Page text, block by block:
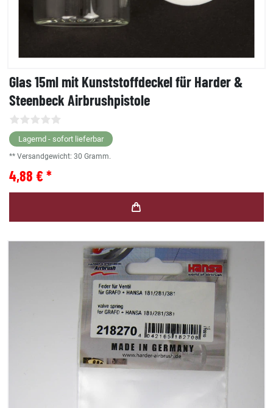
Glas 15ml mit Kunststoffdeckel für Harder &
Steenbeck Airbrushpistole
Lagernd - sofort lieferbar
** Versandgewicht: 30 Gramm.
4,88 € *